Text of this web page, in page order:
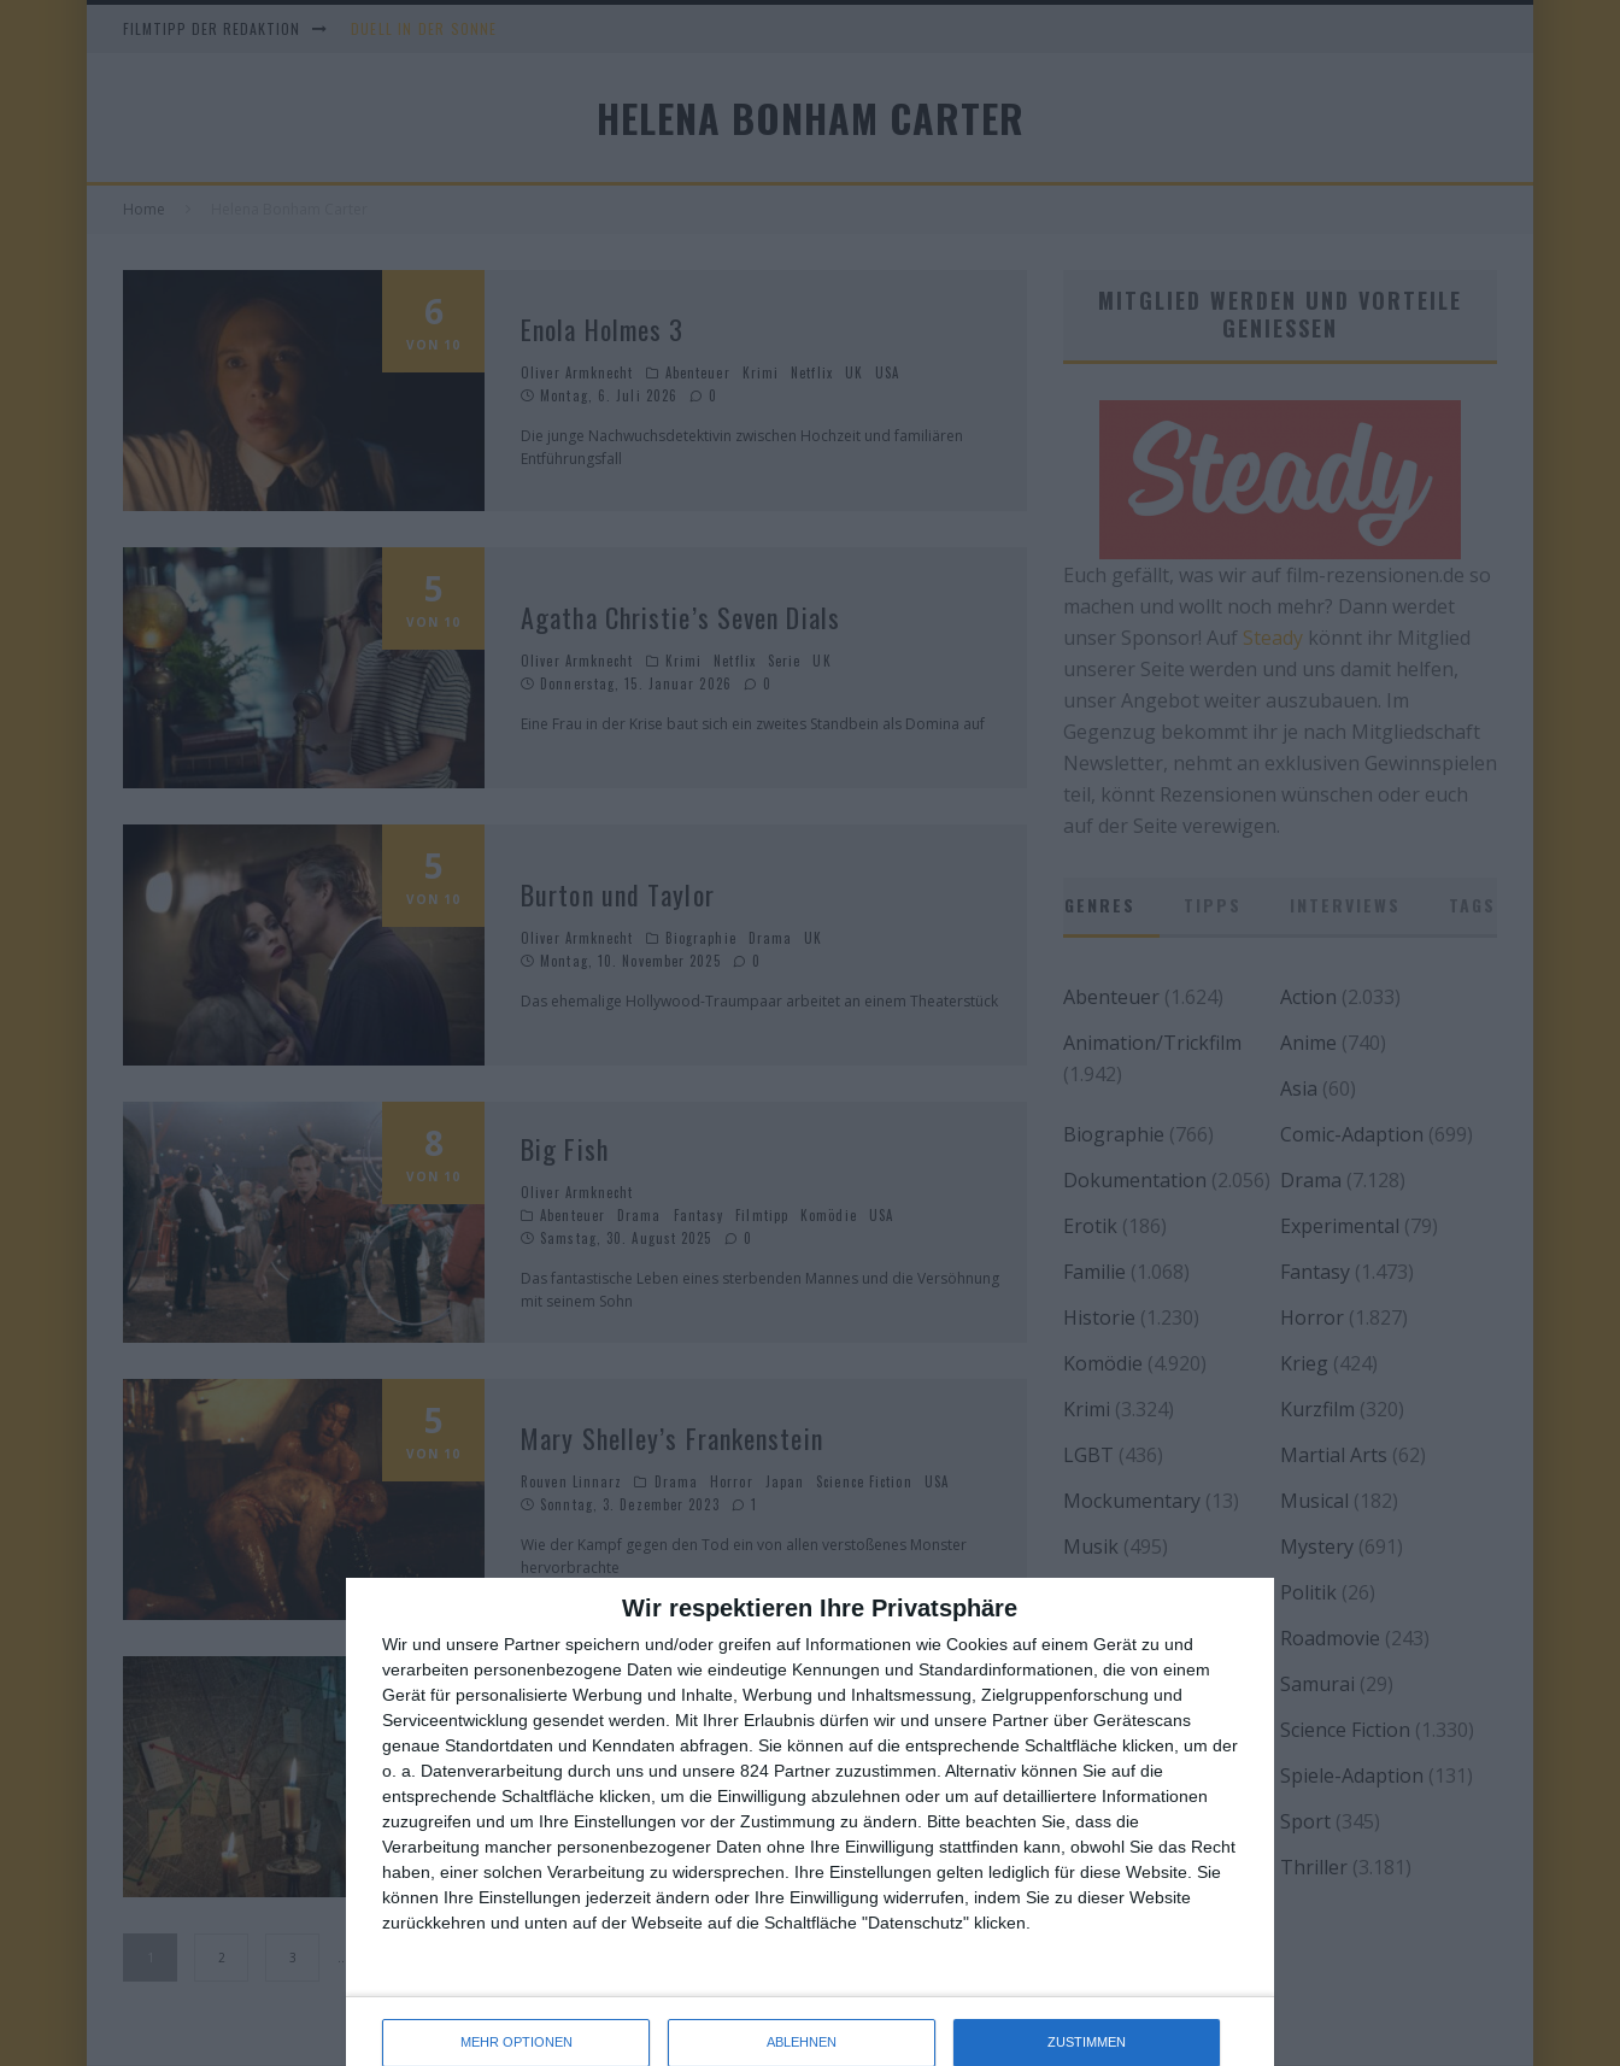
Wir respektieren Ihre Privatsphäre
Wir und unsere Partner speichern und/oder greifen auf Informationen wie Cookies auf einem Gerät zu und
verarbeiten personenbezogene Daten wie eindeutige Kennungen und Standardinformationen, die von einem
Gerät für personalisierte Werbung und Inhalte, Werbung und Inhaltsmessung, Zielgruppenforschung und
Serviceentwicklung gesendet werden.
Mit Ihrer Erlaubnis dürfen wir und unsere Partner über Gerätescans
genaue Standortdaten und Kenndaten abfragen. Sie können auf die entsprechende Schaltfläche klicken, um der
o. a. Datenverarbeitung durch uns und unsere 824 Partner zuzustimmen. Alternativ können Sie auf die
entsprechende Schaltfläche klicken, um die Einwilligung abzulehnen oder um auf detailliertere Informationen
zuzugreifen und um Ihre Einstellungen vor der Zustimmung zu ändern.
Bitte beachten Sie, dass die
Verarbeitung mancher personenbezogener Daten ohne Ihre Einwilligung stattfinden kann, obwohl Sie das Recht
haben, einer solchen Verarbeitung zu widersprechen. Ihre Einstellungen gelten lediglich für diese Website. Sie
können Ihre Einstellungen jederzeit ändern oder Ihre Einwilligung widerrufen, indem Sie zu dieser Website
zurückkehren und unten auf der Webseite auf die Schaltfläche "Datenschutz" klicken.
MEHR OPTIONEN ABLEHNEN ZUSTIMMEN
FILMTIPP DER REDAKTION DUELL IN DER SONNE
HELENA BONHAM CARTER
Home
6
VON 10 Enola Holmes 3
Oliver Armknecht Abenteuer Krimi Netflix UK
USA
Montag, 6. Juli 2026
0
Die junge Nachwuchsdetektivin zwischen Hochzeit und familiären
Entführungsfall
5
VON 10 Agatha Christie’s Seven Dials
Oliver Armknecht Krimi Netflix Serie
UK
Donnerstag, 15. Januar 2026
0
Eine Frau in der Krise baut sich ein zweites Standbein als Domina auf
5
VON 10 Burton und Taylor
Oliver Armknecht Biographie Drama
UK
Montag, 10. November 2025
0
Das ehemalige Hollywood-Traumpaar arbeitet an einem Theaterstück
8
VON 10
Big Fish
Oliver Armknecht
Abenteuer
Drama Fantasy Filmtipp Komödie
USA
Samstag, 30. August 2025
0
Das fantastische Leben eines sterbenden Mannes und die Versöhnung
mit seinem Sohn
5
VON 10 Mary Shelley’s Frankenstein
Rouven Linnarz Drama Horror Japan Science Fiction
USA
Sonntag, 3. Dezember 2023
1
Wie der Kampf gegen den Tod ein von allen verstoßenes Monster
hervorbrachte
7
VON 10 Enola Holmes 2
Oliver Armknecht Abenteuer Krimi Netflix UK
USA
Samstag, 5. November 2022
1
Eine junge Detektivin und ein brenzliger Fall
2 3 …
MITGLIED WERDEN UND VORTEILE
GENIESSEN
Euch gefällt, was wir auf film-rezensionen.de so
machen und wollt noch mehr? Dann werdet
unser Sponsor! Auf Steady könnt ihr Mitglied
unserer Seite werden und uns damit helfen,
unser Angebot weiter auszubauen. Im
Gegenzug bekommt ihr je nach Mitgliedschaft
Newsletter, nehmt an exklusiven Gewinnspielen
teil, könnt Rezensionen wünschen oder euch
auf der Seite verewigen.
GENRES
Abenteuer (1.624) Action (2.033)
Animation/Trickfilm
(1.942)
Anime (740)
Asia (60)
Biographie (766) Comic-Adaption (699)
Dokumentation (2.056) Drama (7.128)
Erotik (186) Experimental (79)
Familie (1.068) Fantasy(1.473)
Historie (1.230) Horror(1.827)
Komödie (4.920) Krieg (424)
Krimi (3.324) Kurzfilm (320)
LGBT (436) Martial Arts (62)
Mockumentary (13) Musical (182)
Musik (495) Mystery(691)
Politik (26)
Reality TV/Show
Roadmovie (243)
Romanze(1.585) Samurai (29)
Satire(93) Science Fiction (1.330)
Serie(2.476) Spiele-Adaption (131)
Splatter(21) Sport(345)
Stand-up-Comedy
Thriller(3.181)